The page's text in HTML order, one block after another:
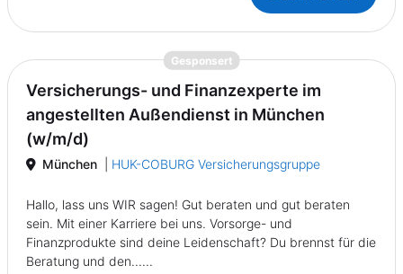
Gesponsert{prompt.job}
Versicherungs- und Finanzexperte im
angestellten Außendienst in München
(w/m/d)
München HUK-COBURG Versicherungsgruppe
Hallo, lass uns WIR sagen! Gut beraten und gut beraten
sein. Mit einer Karriere bei uns. Vorsorge- und
Finanzprodukte sind deine Leidenschaft? Du brennst für die
Beratung und den......